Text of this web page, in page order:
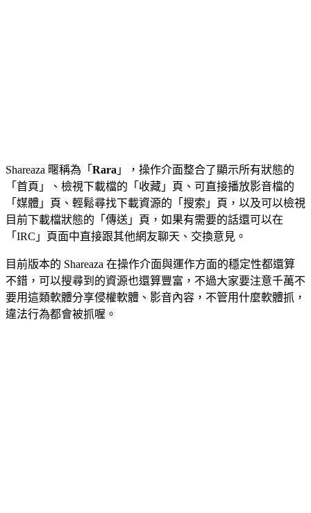
Shareaza 暱稱為「 Rara 」，操作介面整合了顯示所有狀態的
「首頁」、檢視下載檔的「收藏」頁、可直接播放影音檔的
「媒體」頁、輕鬆尋找下載資源的「搜索」頁，以及可以檢視
目前下載檔狀態的「傳送」頁，如果有需要的話還可以在
「IRC」頁面中直接跟其他網友聊天、交換意見。
目前版本的 Shareaza 在操作介面與運作方面的穩定性都還算
不錯，可以搜尋到的資源也還算豐富，不過大家要注意千萬不
要用這類軟體分享侵權軟體、影音內容，不管用什麼軟體抓，
違法行為都會被抓喔。